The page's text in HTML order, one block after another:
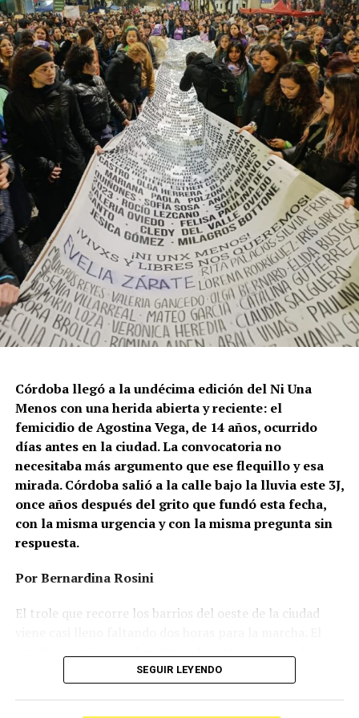
bonaerense, para conocer y escuchar a isleños,
productores, docentes, ambientalistas y vecinos que
resisten otra avanzada sobre un territorio en disputa.
Por Francisco Pandolfi
Gonzalo Giles, pensador y
Descargar la Mu en PDF
Ganar la vida: La historia de (no)
Su hijo Ciro tenía 120 veces más agrotóxicos que lo
Viven en Pergamino, llamada “la capital del veneno”,
Córdoba llegó a la undécima edición del Ni Una
Menos con una herida abierta y reciente: el
femicidio de Agostina Vega, de 14 años, ocurrido
días antes en la ciudad. La convocatoria no
necesitaba más argumento que ese flequillo y esa
mirada. Córdoba salió a la calle bajo la lluvia este 3J,
once años después del grito que fundó esta fecha,
con la misma urgencia y con la misma pregunta sin
respuesta.
Por Bernardina Rosini
El trole que recorre los barrios del oeste de la ciudad
Agostina Vega, 14 años. Era fácil intuir que será una
SEGUIR LEYENDO